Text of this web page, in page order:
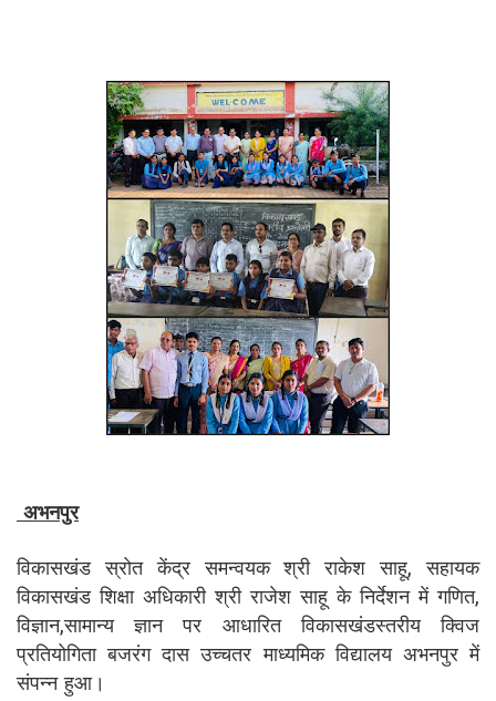
अभनपुर
विकासखंड स्रोत केंद्र समन्वयक श्री राकेश साहू, सहायक
विकासखंड शिक्षा अधिकारी श्री राजेश साहू के निर्देशन में गणित,
विज्ञान,सामान्य ज्ञान पर आधारित विकासखंडस्तरीय क्विज
प्रतियोगिता बजरंग दास उच्चतर माध्यमिक विद्यालय अभनपुर में
संपन्न हुआ।